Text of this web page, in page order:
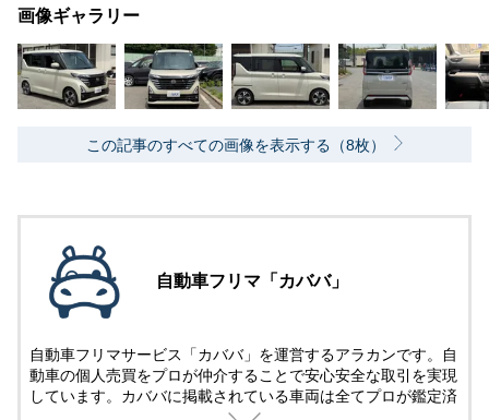
画像ギャラリー
この記事のすべての画像を表示する（8枚）
自動車フリマ「カババ」
自動車フリマサービス「カババ」を運営するアラカンです。自
動車の個人売買をプロが仲介することで安心安全な取引を実現
しています。カババに掲載されている車両は全てプロが鑑定済